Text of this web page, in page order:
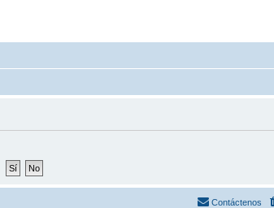
Contáctenos